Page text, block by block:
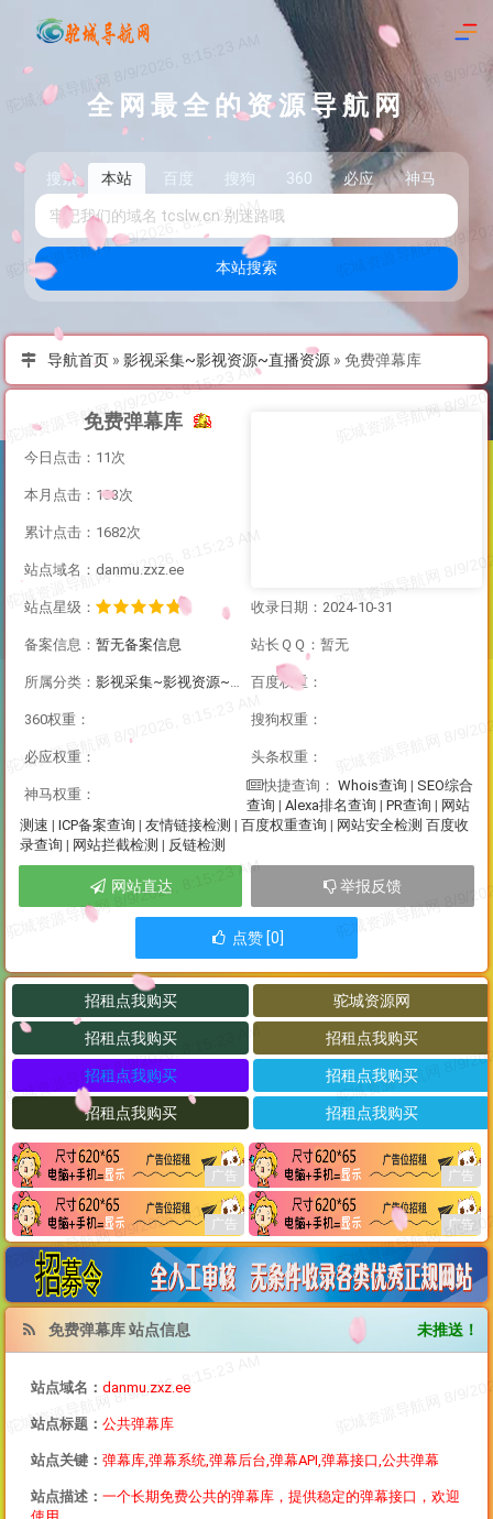
全网最全的资源导航网
搜索 本站 百度 搜狗 360 必应 神马
本站搜索
导航首页 » 影视采集~影视资源~直播资源 » 免费弹幕库
免费弹幕库
今日点击：11次
本月点击：133次
累计点击：1682次
站点域名：danmu.zxz.ee
站点星级： 收录日期：2024-10-31
备案信息： 暂无备案信息 站长ＱＱ：暂无
所属分类： 影视采集~影视资源~直播资源 百度权重：
360权重： 搜狗权重：
必应权重： 头条权重：
神马权重：
快捷查询： Whois查询 | SEO综合
查询 | Alexa排名查询 | PR查询 | 网站
测速 | ICP备案查询 | 友情链接检测 | 百度权重查询 | 网站安全检测 百度收
录查询 | 网站拦截检测 | 反链检测
网站直达 举报反馈
点赞 [0]
免费弹幕库 站点信息 未推送！
站点域名： danmu.zxz.ee
站点标题： 公共弹幕库
站点关键： 弹幕库,弹幕系统,弹幕后台,弹幕API,弹幕接口,公共弹幕
站点描述： 一个长期免费公共的弹幕库，提供稳定的弹幕接口，欢迎